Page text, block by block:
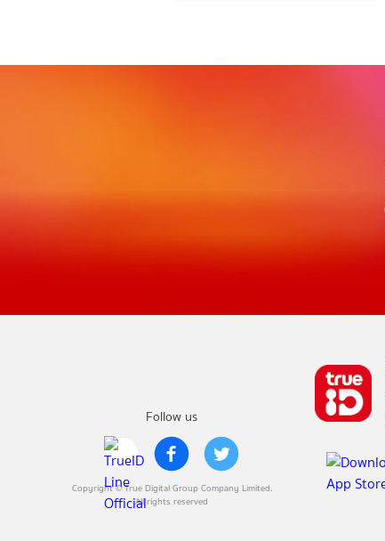
Follow us
Copyright © True Digital Group Company Limited.
All rights reserved